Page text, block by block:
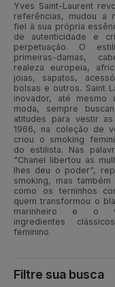
Yves Saint-Laurent
referências, mudou a
fiel à sua própria
de autenticidade e
perpetuação. O
primeiras-damas,
realeza europeia,
joias, sapatos,
bolsas e outros. Saint
inovador, até mesmo
moda, sempre
atitudes para vestir
1966, na coleção de
criou o smoking
do estilista. Nas
"Chanel libertou as
lhes deu o poder",
smoking, mas
como os terninhos
quem transformou o
marinheiro e o
ingredientes
feminino.